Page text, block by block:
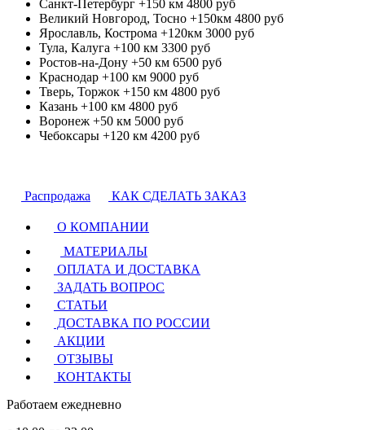
Санкт-Петербург +150 км 4800 руб
Великий Новгород, Тосно +150км 4800 руб
Ярославль, Кострома +120км 3000 руб
Тула, Калуга +100 км 3300 руб
Ростов-на-Дону +50 км 6500 руб
Краснодар +100 км 9000 руб
Тверь, Торжок +150 км 4800 руб
Казань +100 км 4800 руб
Воронеж +50 км 5000 руб
Чебоксары +120 км 4200 руб
Распродажа КАК СДЕЛАТЬ ЗАКАЗ
О КОМПАНИИ
МАТЕРИАЛЫ
ОПЛАТА И ДОСТАВКА
ЗАДАТЬ ВОПРОС
СТАТЬИ
ДОСТАВКА ПО РОССИИ
АКЦИИ
ОТЗЫВЫ
КОНТАКТЫ
Работаем ежедневно